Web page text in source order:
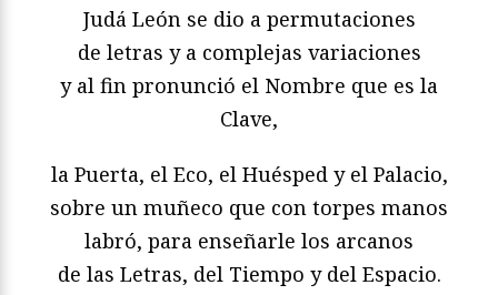
Judá León se dio a permutaciones
de letras y a complejas variaciones
y al fin pronunció el Nombre que es la
Clave,
la Puerta, el Eco, el Huésped y el Palacio,
sobre un muñeco que con torpes manos
labró, para enseñarle los arcanos
de las Letras, del Tiempo y del Espacio.